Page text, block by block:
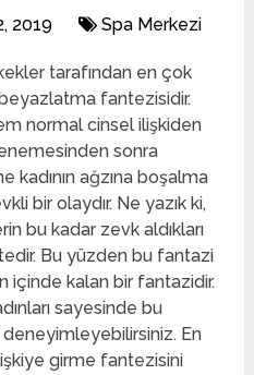
2019 Spa Merkezi
tarafından en çok
fantezisidir.
normal cinsel ilişkiden
sonra
kadının ağzına boşalma
bir olaydır. Ne yazık ki,
bu kadar zevk aldıkları
Bu yüzden bu fantazi
içinde kalan bir fantazidir.
sayesinde bu
En
girme fantezisini